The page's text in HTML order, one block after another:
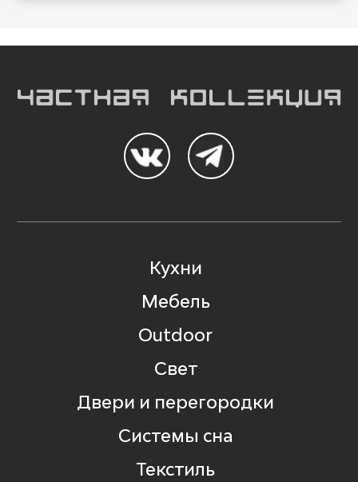
Кухни
Мебель
Outdoor
Свет
Двери и перегородки
Системы сна
Текстиль